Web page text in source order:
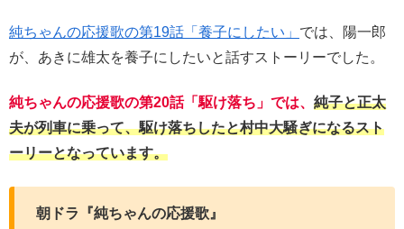
純ちゃんの応援歌の第19話「養子にしたい」 では、陽一郎
が、あきに雄太を養子にしたいと話すストーリーでした。
純ちゃんの応援歌の第20話「駆け落ち」では、 純子と正太
夫が列車に乗って、駆け落ちしたと村中大騒ぎになるスト
ーリーとなっています。
朝ドラ『純ちゃんの応援歌』